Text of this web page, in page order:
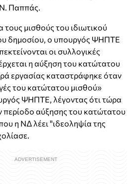
Παππάς.
τους μισθούς του ιδιωτικού
δημοσίου, ο υπουργός ΨΗΠΤΕ
οι συλλογικές
η αύξηση του κατώτατου
εργασίας καταστράφηκε όταν
του κατώτατου μισθού»
ΨΗΠΤΕ, λέγοντας ότι τώρα
περίοδο αύξησης του κατώτατου
η ΝΔ λέει "ιδεοληψία της